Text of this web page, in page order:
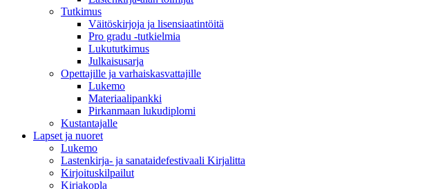
Tutkimus
Väitöskirjoja ja lisensiaatintöitä
Pro gradu -tutkielmia
Lukututkimus
Julkaisusarja
Opettajille ja varhaiskasvattajille
Lukemo
Materiaalipankki
Pirkanmaan lukudiplomi
Kustantajalle
Lapset ja nuoret
Lukemo
Lastenkirja- ja sanataidefestivaali Kirjalitta
Kirjoituskilpailut
Kirjakopla